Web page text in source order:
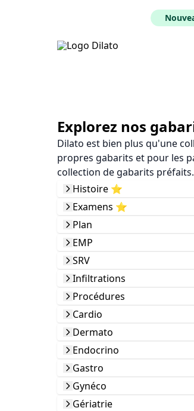
Explorez nos
Dilato est bien plus qu'une
propres gabarits et pour les
collection de gabarits
Histoire ⭐️
Examens ⭐️
Plan
EMP
SRV
Infiltrations
Procédures
Cardio
Dermato
Endocrino
Gastro
Gynéco
Gériatrie